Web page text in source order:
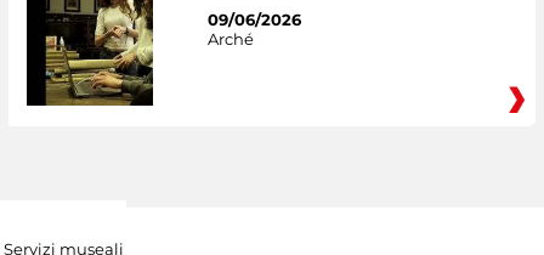
09/06/2026
Arché
Servizi museali